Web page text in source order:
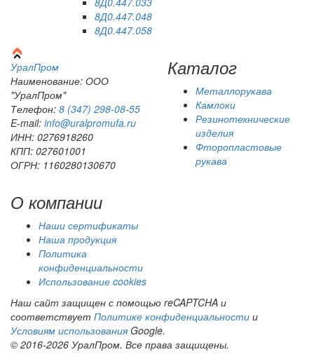
8Д0.447.048
8Д0.447.058
УралПром
Наименование: ООО
"УралПром"
Телефон: 8 (347) 298‑08‑55
E-mail: info@uralpromufa.ru
ИНН: 0276918260
КПП: 027601001
ОГРН: 1160280130670
Каталог
Металлорукава
Камлоки
Резинотехнические
изделия
Фторопластовые
рукава
О компании
Наши сертификаты
Наша продукция
Политика
конфиденциальности
Использование cookies
Наш сайт защищен с помощью reCAPTCHA и
соответствует Политике конфиденциальности и
Условиям использования Google.
© 2016-2026 УралПром. Все права защищены.